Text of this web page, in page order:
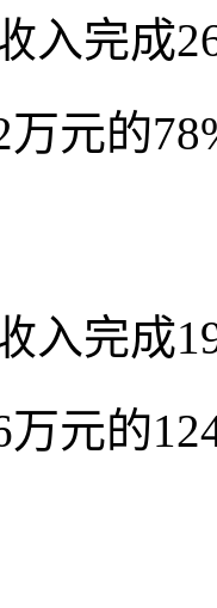
入完成
万元的
入完成
万元的